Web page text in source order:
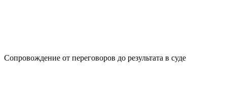
Сопровождение от переговоров до результата в суде